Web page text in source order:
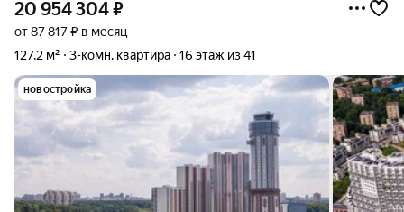
20 954 304₽
от 87 817 ₽ в месяц
127,2 м²
3-комн. квартира 16 этаж из 41
новостройка